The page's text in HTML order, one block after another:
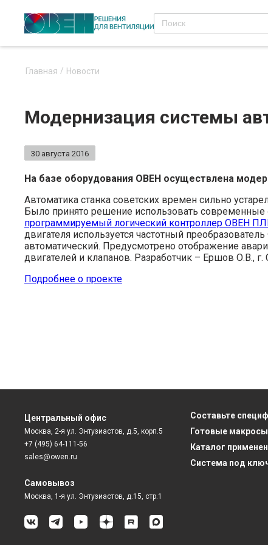
Главная Новости
Модернизация системы
30 августа 2016
На базе оборудования ОВЕН осуществлена
Автоматика станка советских времен сильно
Было принято решение использовать современные
программируемый логический контроллер ОВЕН
двигателя используется частотный
автоматический. Предусмотрено отображение
двигателей и клапанов. Разработчик – Ершов О.В., г.
Подробнее о проекте
Центральный офис
Москва, 2-я ул. Энтузиастов, д.5, корп.5
+7 (495) 64-111-56
sales@owen.ru
Самовывоз
Москва, 1-я ул. Энтузиастов, д.15, стр.1
Составьте
Готовые
Каталог
Система под